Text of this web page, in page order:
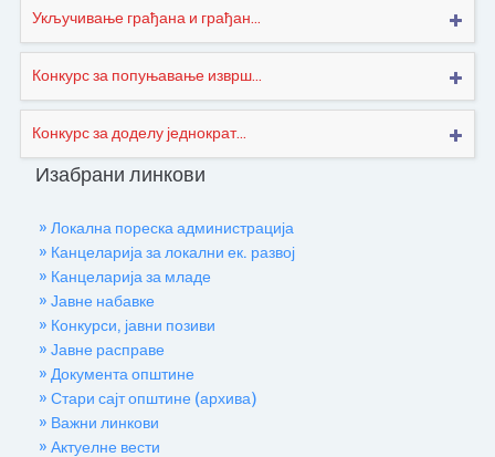
Укључивање грађана и грађан...
Конкурс за попуњавање изврш...
Конкурс за доделу једнократ...
Изабрани линкови
» Локална пореска администрација
» Канцеларија за локални ек. развој
» Канцеларија за младе
» Јавне набавке
» Конкурси, јавни позиви
» Јавне расправе
» Документа општине
» Стари сајт општине (архива)
» Важни линкови
» Актуелне вести